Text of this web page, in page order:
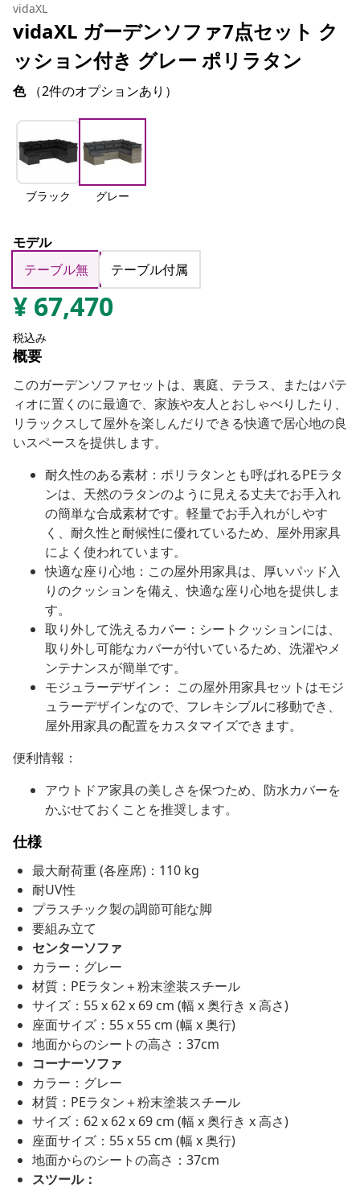
vidaXL
vidaXL ガーデンソファ7点セット ク
ッション付き グレー ポリラタン
色 （2件のオプションあり）
ブラック グレー
モデル
テーブル無
テーブル付属
¥ 67,470
税込み
概要
このガーデンソファセットは、裏庭、テラス、またはパテ
ィオに置くのに最適で、家族や友人とおしゃべりしたり、
リラックスして屋外を楽しんだりできる快適で居心地の良
いスペースを提供します。
耐久性のある素材：ポリラタンとも呼ばれるPEラタ
ンは、天然のラタンのように見える丈夫でお手入れ
の簡単な合成素材です。軽量でお手入れがしやす
く、耐久性と耐候性に優れているため、屋外用家具
によく使われています。
快適な座り心地：この屋外用家具は、厚いパッド入
りのクッションを備え、快適な座り心地を提供しま
す。
取り外して洗えるカバー：シートクッションには、
取り外し可能なカバーが付いているため、洗濯やメ
ンテナンスが簡単です。
モジュラーデザイン： この屋外用家具セットはモジ
ュラーデザインなので、フレキシブルに移動でき、
屋外用家具の配置をカスタマイズできます。
便利情報：
アウトドア家具の美しさを保つため、防水カバーを
かぶせておくことを推奨します。
仕様
最大耐荷重 (各座席)：110 kg
耐UV性
プラスチック製の調節可能な脚
要組み立て
センターソファ
カラー：グレー
材質：PEラタン＋粉末塗装スチール
サイズ：55 x 62 x 69 cm (幅 x 奥行き x 高さ)
座面サイズ：55 x 55 cm (幅 x 奥行)
地面からのシートの高さ：37cm
コーナーソファ
カラー：グレー
材質：PEラタン＋粉末塗装スチール
サイズ：62 x 62 x 69 cm (幅 x 奥行き x 高さ)
座面サイズ：55 x 55 cm (幅 x 奥行)
地面からのシートの高さ：37cm
スツール：